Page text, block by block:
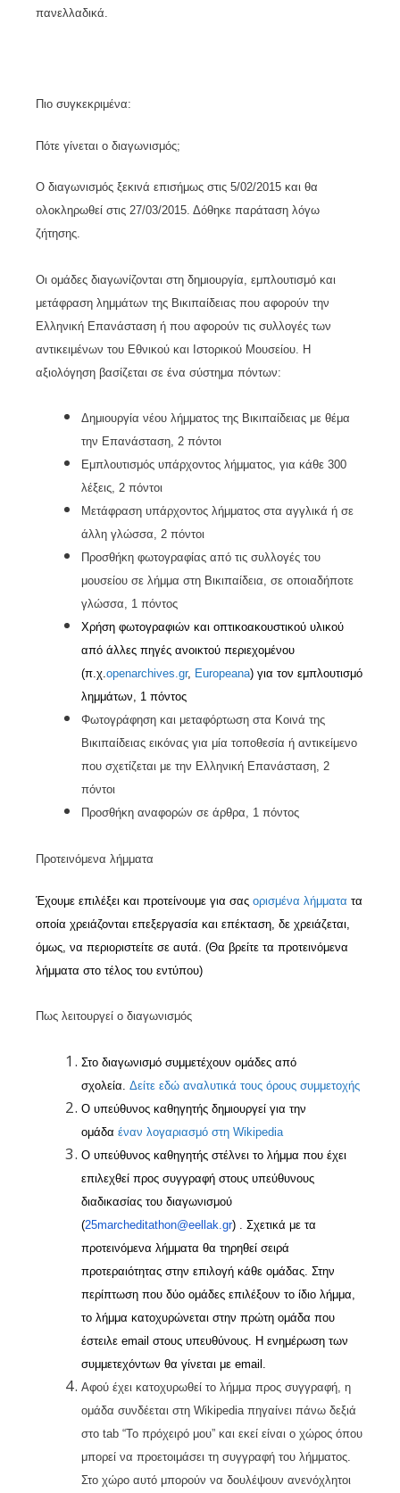
πανελλαδικά.
Πιο συγκεκριμένα:
Πότε γίνεται ο διαγωνισμός;
Ο διαγωνισμός ξεκινά επισήμως στις 5/02/2015 και θα
ολοκληρωθεί στις 27/03/2015. Δόθηκε παράταση λόγω
ζήτησης.
Οι ομάδες διαγωνίζονται στη δημιουργία, εμπλουτισμό και
μετάφραση λημμάτων της Βικιπαίδειας που αφορούν την
Ελληνική Επανάσταση ή που αφορούν τις συλλογές των
αντικειμένων του Εθνικού και Ιστορικού Μουσείου. Η
αξιολόγηση βασίζεται σε ένα σύστημα πόντων:
Δημιουργία νέου λήμματος της Βικιπαίδειας με θέμα
την Επανάσταση, 2 πόντοι
Εμπλουτισμός υπάρχοντος λήμματος, για κάθε 300
λέξεις, 2 πόντοι
Μετάφραση υπάρχοντος λήμματος στα αγγλικά ή σε
άλλη γλώσσα, 2 πόντοι
Προσθήκη φωτογραφίας από τις συλλογές του
μουσείου σε λήμμα στη Βικιπαίδεια, σε οποιαδήποτε
γλώσσα, 1 πόντος
Χρήση φωτογραφιών και οπτικοακουστικού υλικού
από άλλες πηγές ανοικτού περιεχομένου
(π.χ.openarchives.gr, Europeana) για τον εμπλουτισμό
λημμάτων, 1 πόντος
Φωτογράφηση και μεταφόρτωση στα Κοινά της
Βικιπαίδειας εικόνας για μία τοποθεσία ή αντικείμενο
που σχετίζεται με την Ελληνική Επανάσταση, 2
πόντοι
Προσθήκη αναφορών σε άρθρα, 1 πόντος
Προτεινόμενα λήμματα
Έχουμε επιλέξει και προτείνουμε για σας ορισμένα λήμματα τα
οποία χρειάζονται επεξεργασία και επέκταση, δε χρειάζεται,
όμως, να περιοριστείτε σε αυτά. (Θα βρείτε τα προτεινόμενα
λήμματα στο τέλος του εντύπου)
Πως λειτουργεί ο διαγωνισμός
Στο διαγωνισμό συμμετέχουν ομάδες από
σχολεία. Δείτε εδώ αναλυτικά τους όρους συμμετοχής
Ο υπεύθυνος καθηγητής δημιουργεί για την
ομάδα έναν λογαριασμό στη Wikipedia
Ο υπεύθυνος καθηγητής στέλνει το λήμμα που έχει
επιλεχθεί προς συγγραφή στους υπεύθυνους
διαδικασίας του διαγωνισμού
(25marcheditathon@eellak.gr) . Σχετικά με τα
προτεινόμενα λήμματα θα τηρηθεί σειρά
προτεραιότητας στην επιλογή κάθε ομάδας. Στην
περίπτωση που δύο ομάδες επιλέξουν το ίδιο λήμμα,
το λήμμα κατοχυρώνεται στην πρώτη ομάδα που
έστειλε email στους υπευθύνους. Η ενημέρωση των
συμμετεχόντων θα γίνεται με email.
Αφού έχει κατοχυρωθεί το λήμμα προς συγγραφή, η
ομάδα συνδέεται στη Wikipedia πηγαίνει πάνω δεξιά
στο tab “Το πρόχειρό μου” και εκεί είναι ο χώρος όπου
μπορεί να προετοιμάσει τη συγγραφή του λήμματος.
Στο χώρο αυτό μπορούν να δουλέψουν ανενόχλητοι